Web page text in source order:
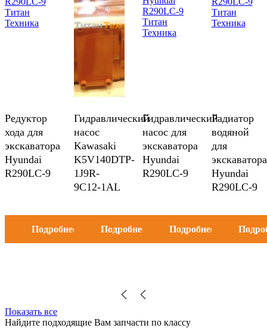
Редуктор
хода для
экскаватора
Hyundai
R290LC-9
Подробнее
Гидравлический
насос
Kawasaki
K5V140DTP-
1J9R-
9C12-1AL
Подробнее
Гидравлический
насос для
экскаватора
Hyundai
R290LC-9
Подробнее
Радиатор
водяной
для
экскаватора
Hyundai
R290LC-9
Показать все
Найдите подходящие Вам запчасти по классу